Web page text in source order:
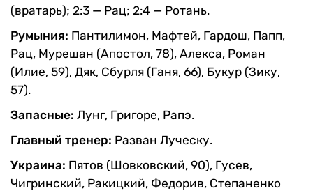
(вратарь); 2:3 — Рац; 2:4 — Ротань.
Румыния: Пантилимон, Мафтей, Гардош, Папп,
Рац, Мурешан (Апостол, 78), Алекса, Роман
(Илие, 59), Дяк, Сбурля (Ганя, 66), Букур (Зику,
57).
Запасные: Лунг, Григоре, Рапэ.
Главный тренер: Разван Луческу.
Украина: Пятов (Шовковский, 90), Гусев,
Чигринский, Ракицкий, Федорив, Степаненко